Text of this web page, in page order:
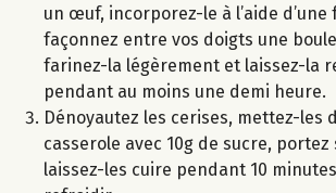
un œuf, incorporez-le à l’aide
façonnez entre vos doigts une
farinez-la légèrement et laissez-la
pendant au moins une demi heure.
Dénoyautez les cerises, mettez-les
casserole avec 10g de sucre,
laissez-les cuire pendant 10